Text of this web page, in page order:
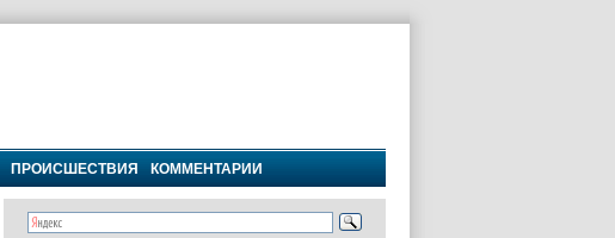
ПРОИСШЕСТВИЯ КОММЕНТАРИИ